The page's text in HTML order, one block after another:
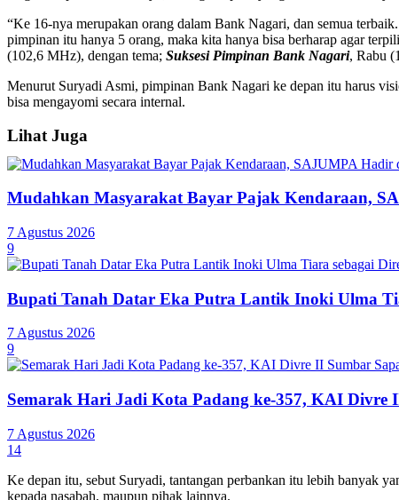
“Ke 16-nya merupakan orang dalam Bank Nagari, dan semua
pimpinan itu hanya 5 orang, maka kita hanya bisa berharap agar
(102,6 MHz), dengan tema; Suksesi Pimpinan Bank Nagari, Rabu
Menurut Suryadi Asmi, pimpinan Bank Nagari ke depan itu harus
bisa mengayomi secara internal.
Lihat Juga
Mudahkan Masyarakat Bayar Pajak Kendaraan,
7 Agustus 2026
9
Bupati Tanah Datar Eka Putra Lantik Inoki Ulma
7 Agustus 2026
9
Semarak Hari Jadi Kota Padang ke-357, KAI Divre
7 Agustus 2026
14
Ke depan itu, sebut Suryadi, tantangan perbankan itu lebih banyak
kepada nasabah, maupun pihak lainnya.